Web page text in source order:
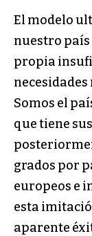
El modelo
nuestro país
propia
necesidades
Somos el
que tiene
grados por
europeos e
esta
aparente